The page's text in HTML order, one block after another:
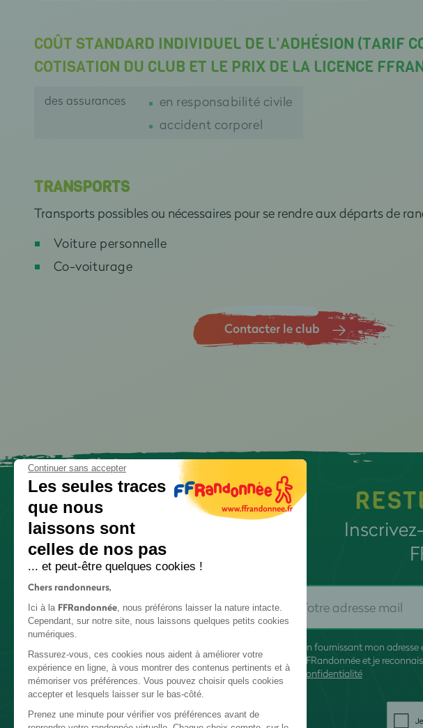
COÛT STANDARD INDIVIDUEL DE L'ADHÉSION (TARIF
COTISATION DU CLUB ET LE PRIX DE LA LICENCE
des assurances
en responsabilité civile
accident corporel
TRANSPORTS
Transports possibles ou nécessaires pour se rendre aux départs de
Voiture personnelle
Co-voiturage
Contacter le club
En fournissant mon
FFRandonnée et je
confidentialité
Continuer sans accepter
Les seules traces
que nous
laissons sont
celles de nos pas
... et peut-être quelques cookies !
Chers randonneurs,
Ici à la FFRandonnée, nous préférons laisser la nature intacte.
Cependant, sur notre site, nous laissons quelques petits cookies
numériques.
Rassurez-vous, ces cookies nous aident à améliorer votre
expérience en ligne, à vous montrer des contenus pertinents et à
mémoriser vos préférences. Vous pouvez choisir quels cookies
accepter et lesquels laisser sur le bas-côté.
Prenez une minute pour vérifier vos préférences avant de